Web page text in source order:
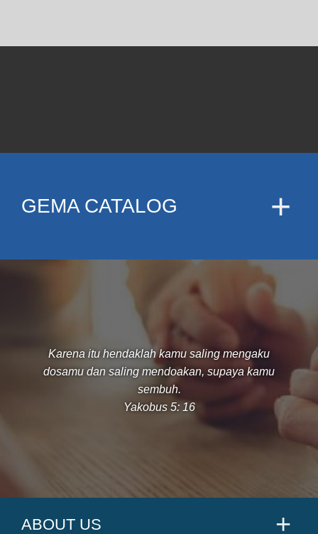
GEMA CATALOG
Karena itu hendaklah kamu saling mengaku
dosamu dan saling mendoakan, supaya kamu
sembuh.
Yakobus 5: 16
ABOUT US